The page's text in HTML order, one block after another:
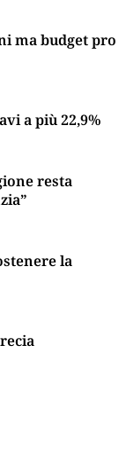
ma budget pro
a più 22,9%
resta
la